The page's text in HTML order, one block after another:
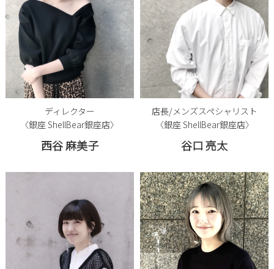
ディレクター
〈銀座 ShellBear銀座店〉
西谷 麻美子
店長/メンズスペシャリスト
〈銀座 ShellBear銀座店〉
谷口 亮太